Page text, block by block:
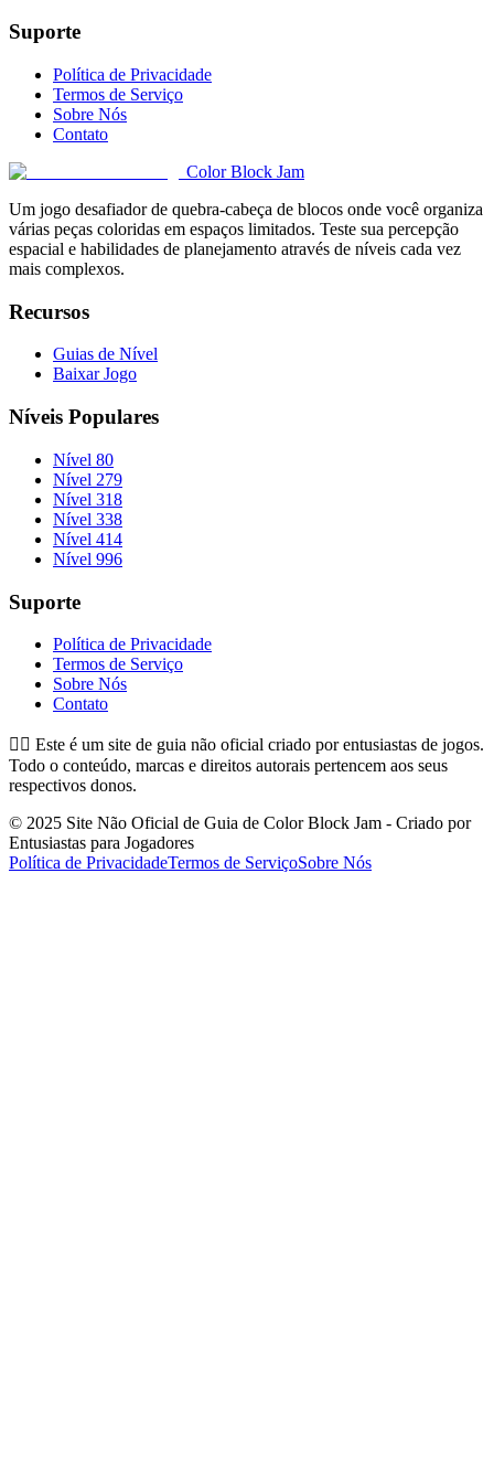
Suporte
Política de Privacidade
Termos de Serviço
Sobre Nós
Contato
Color Block Jam
Um jogo desafiador de quebra-cabeça de blocos onde você organiza
várias peças coloridas em espaços limitados. Teste sua percepção
espacial e habilidades de planejamento através de níveis cada vez
mais complexos.
Recursos
Guias de Nível
Baixar Jogo
Níveis Populares
Nível 80
Nível 279
Nível 318
Nível 338
Nível 414
Nível 996
Suporte
Política de Privacidade
Termos de Serviço
Sobre Nós
Contato
👉🏻 Este é um site de guia não oficial criado por entusiastas de jogos.
Todo o conteúdo, marcas e direitos autorais pertencem aos seus
respectivos donos.
© 2025 Site Não Oficial de Guia de Color Block Jam - Criado por
Entusiastas para Jogadores
Política de PrivacidadeTermos de ServiçoSobre Nós